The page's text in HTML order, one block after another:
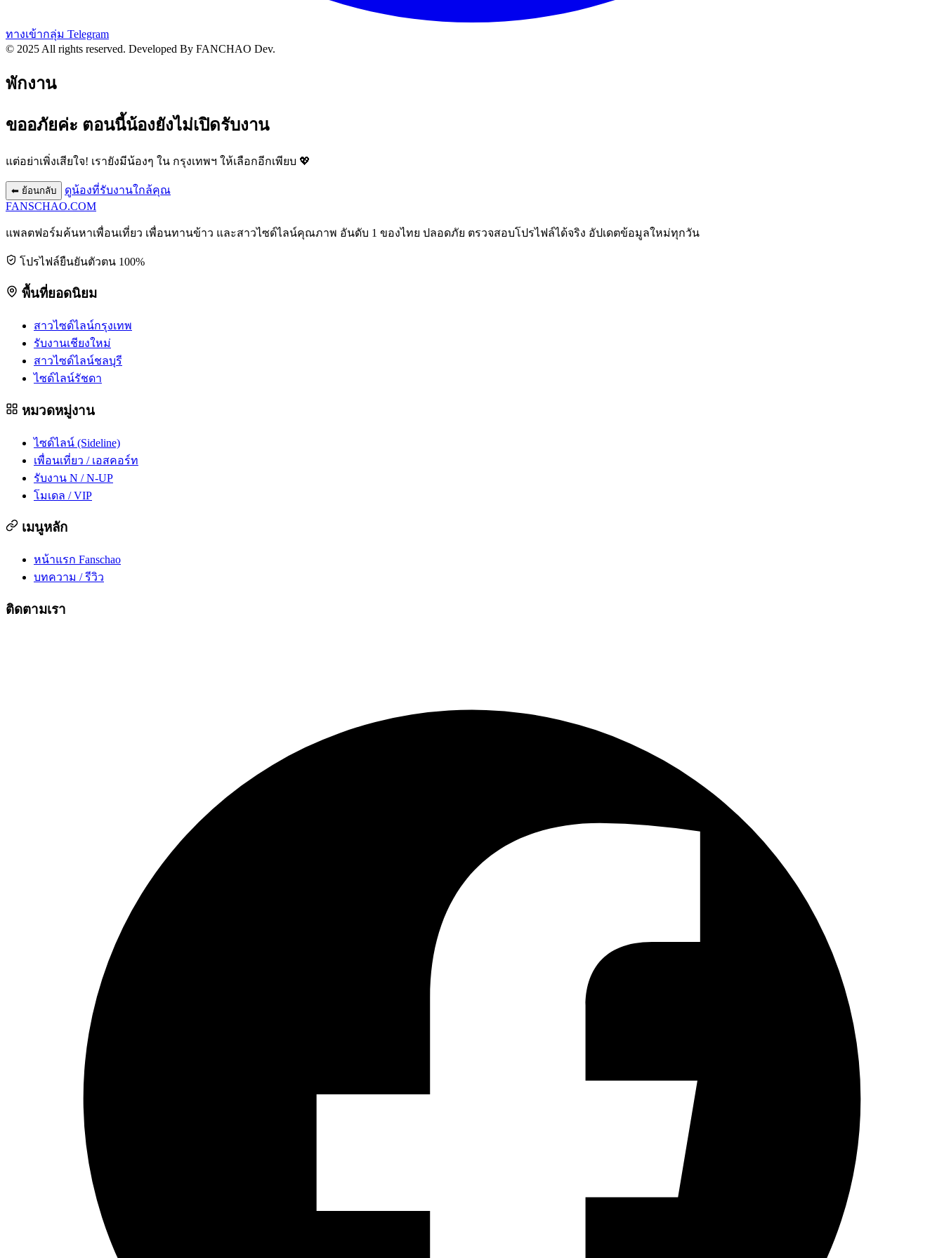
ทางเข้ากลุ่ม Telegram
© 2025 All rights reserved. Developed By FANCHAO Dev.
พักงาน
ขออภัยค่ะ ตอนนี้น้องยังไม่เปิดรับงาน
แต่อย่าเพิ่งเสียใจ! เรายังมีน้องๆ ใน กรุงเทพฯ ให้เลือกอีกเพียบ 💖
⬅ ย้อนกลับ
ดูน้องที่รับงานใกล้คุณ
FANSCHAO.COM
แพลตฟอร์มค้นหาเพื่อนเที่ยว เพื่อนทานข้าว และสาวไซด์ไลน์คุณภาพ อันดับ 1 ของไทย ปลอดภัย ตรวจสอบโปรไฟล์ได้จริง อัปเดตข้อมูลใหม่ทุกวัน
โปรไฟล์ยืนยันตัวตน 100%
พื้นที่ยอดนิยม
สาวไซด์ไลน์กรุงเทพ
รับงานเชียงใหม่
สาวไซด์ไลน์ชลบุรี
ไซด์ไลน์รัชดา
หมวดหมู่งาน
ไซด์ไลน์ (Sideline)
เพื่อนเที่ยว / เอสคอร์ท
รับงาน N / N-UP
โมเดล / VIP
เมนูหลัก
หน้าแรก Fanschao
บทความ / รีวิว
ติดตามเรา